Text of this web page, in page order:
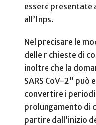
essere presentate
all’Inps.
Nel precisare le
delle richieste di
inoltre che la
SARS CoV-2” può
convertire i
prolungamento di
partire dall’inizio